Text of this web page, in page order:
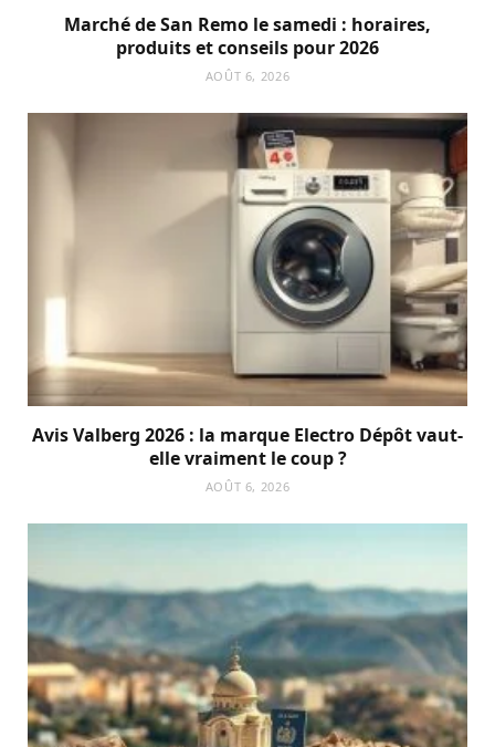
Marché de San Remo le samedi : horaires,
produits et conseils pour 2026
AOÛT 6, 2026
Avis Valberg 2026 : la marque Electro Dépôt vaut-
elle vraiment le coup ?
AOÛT 6, 2026